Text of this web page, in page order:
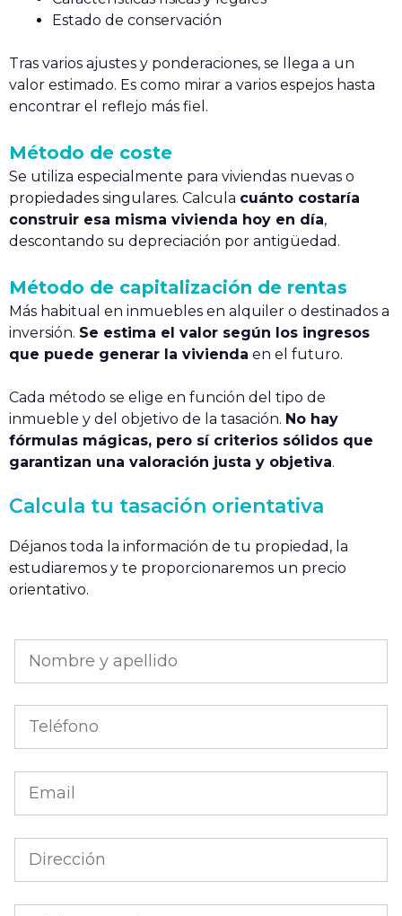
Estado de conservación
Tras varios ajustes y ponderaciones, se llega a un
valor estimado. Es como mirar a varios espejos hasta
encontrar el reflejo más fiel.
Método de coste
Se utiliza especialmente para viviendas nuevas o
propiedades singulares. Calcula cuánto costaría
construir esa misma vivienda hoy en día,
descontando su depreciación por antigüedad.
Método de capitalización de rentas
Más habitual en inmuebles en alquiler o destinados a
inversión. Se estima el valor según los ingresos
que puede generar la vivienda en el futuro.
Cada método se elige en función del tipo de
inmueble y del objetivo de la tasación. No hay
fórmulas mágicas, pero sí criterios sólidos que
garantizan una valoración justa y objetiva.
Calcula tu tasación orientativa
Déjanos toda la información de tu propiedad, la
estudiaremos y te proporcionaremos un precio
orientativo.